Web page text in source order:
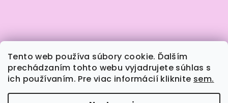
Tento web používa súbory cookie. Ďalším
prechádzaním tohto webu vyjadrujete súhlas s
ich používaním. Pre viac informácií kliknite sem.